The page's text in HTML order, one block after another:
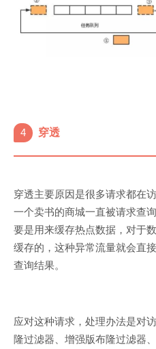
4 穿透
穿透主要原因是很多请求都在
一个卖书的商城一直被请求查
要是用来缓存热点数据，对于
缓存的，这种异常流量就会直
查询结果。
应对这种请求，处理办法是对
隆过滤器、增强版布隆过滤器